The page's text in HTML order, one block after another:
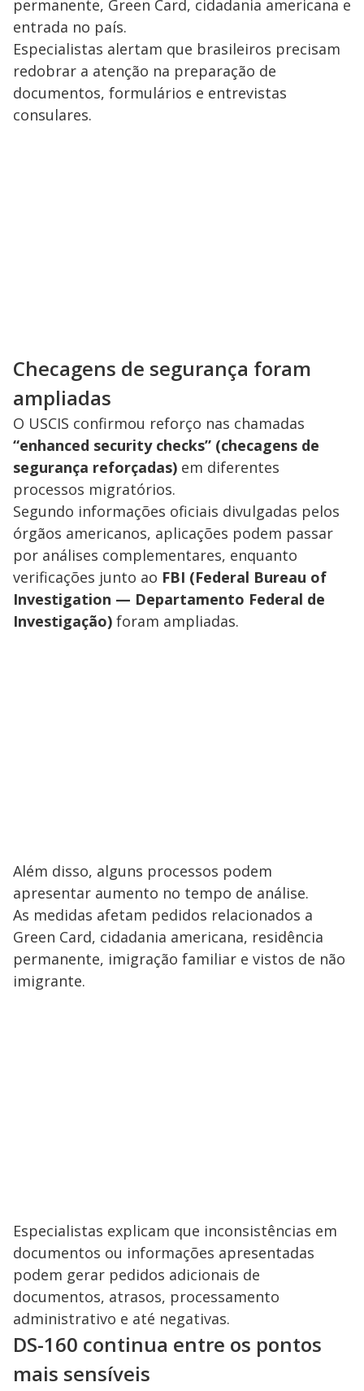
permanente, Green Card, cidadania americana e
entrada no país.
Especialistas alertam que brasileiros precisam
redobrar a atenção na preparação de
documentos, formulários e entrevistas
consulares.
Checagens de segurança foram
ampliadas
O USCIS confirmou reforço nas chamadas
“enhanced security checks” (checagens de
segurança reforçadas) em diferentes
processos migratórios.
Segundo informações oficiais divulgadas pelos
órgãos americanos, aplicações podem passar
por análises complementares, enquanto
verificações junto ao FBI (Federal Bureau of
Investigation — Departamento Federal de
Investigação) foram ampliadas.
Além disso, alguns processos podem
apresentar aumento no tempo de análise.
As medidas afetam pedidos relacionados a
Green Card, cidadania americana, residência
permanente, imigração familiar e vistos de não
imigrante.
Especialistas explicam que inconsistências em
documentos ou informações apresentadas
podem gerar pedidos adicionais de
documentos, atrasos, processamento
administrativo e até negativas.
DS-160 continua entre os pontos
mais sensíveis